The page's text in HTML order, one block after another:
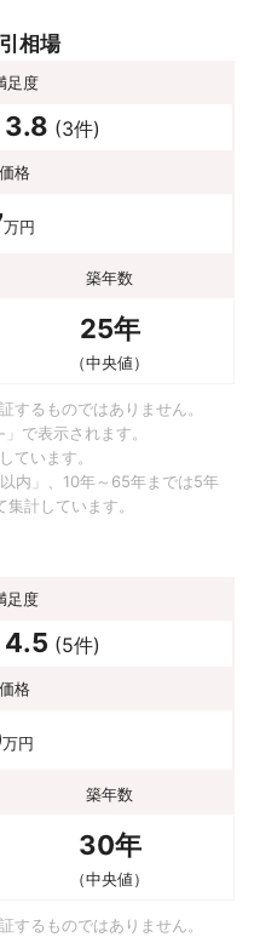
相場
足度
3.8 (3件)
格
万円
築年数
25年
（中央値）
するものではありません。
で表示されます。
ています。
内」、10年～65年までは5年
計しています。
足度
4.5 (5件)
格
万円
築年数
30年
（中央値）
するものではありません。